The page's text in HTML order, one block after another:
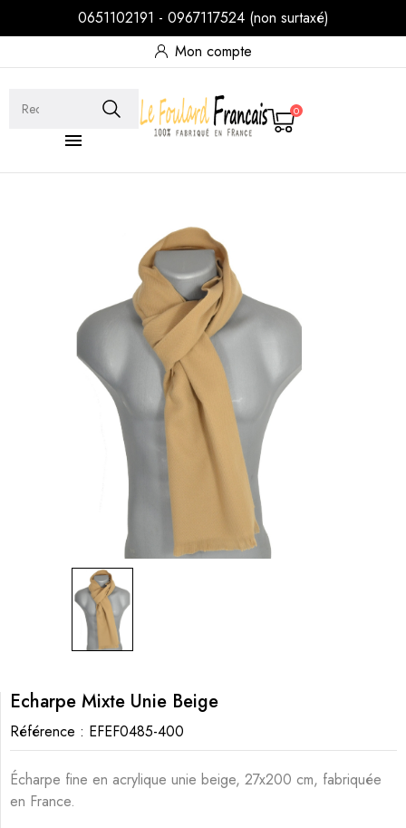
0651102191 - 0967117524 (non surtaxé)
Mon compte

0
Echarpe Mixte Unie Beige
Référence : EFEF0485-400
Écharpe fine en acrylique unie beige, 27x200 cm, fabriquée
en France.